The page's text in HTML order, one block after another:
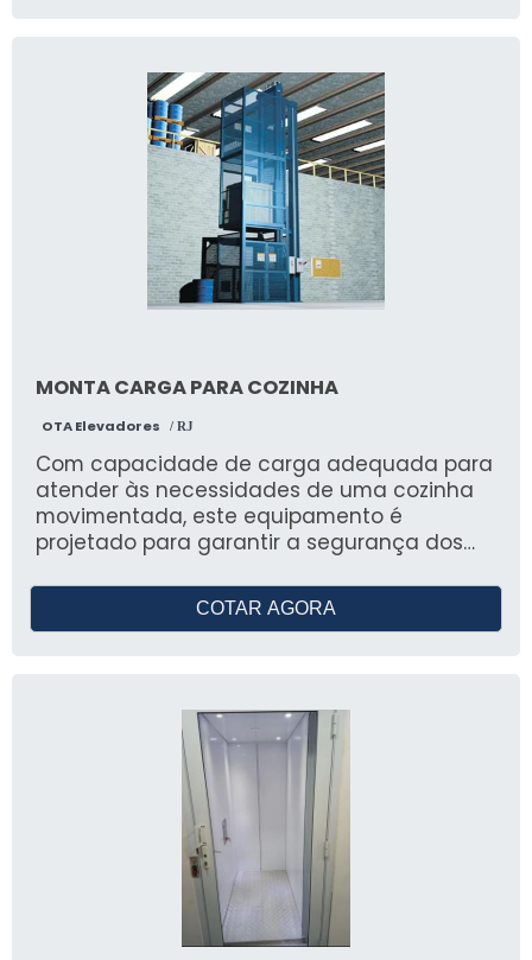
seguro de passageiros até a substituição
de componentes críticos por peças
originais. Operando em total conformidade
com a norma NBR 16083, a Des Serviços
assegura a minimização do tempo de
inatividade (downtime) e a restauração
imediata da segurança,
independentemente da marca ou modelo
do equipamento, consolidando-se como
MONTA CARGA PARA COZINHA
OTA Elevadores / RJ
Com capacidade de carga adequada para
atender às necessidades de uma cozinha
movimentada, este equipamento é
projetado para garantir a segurança dos
transportados. Além disso, o monta carga
para cozinha da Elevadores OTA é fácil de
COTAR AGORA